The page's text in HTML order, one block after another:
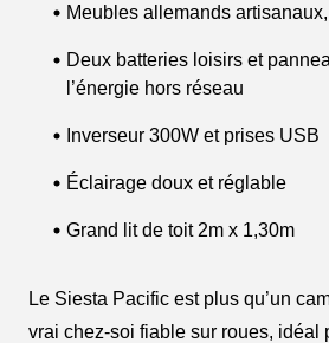
Meubles allemands
Deux batteries loisirs et
l’énergie hors réseau
Inverseur 300W et prises USB
Éclairage doux et réglable
Grand lit de toit 2m x 1,30m
Le Siesta Pacific est plus qu’un
vrai chez-soi fiable sur roues, idéal